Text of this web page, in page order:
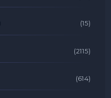
(15)
(2115)
(614)